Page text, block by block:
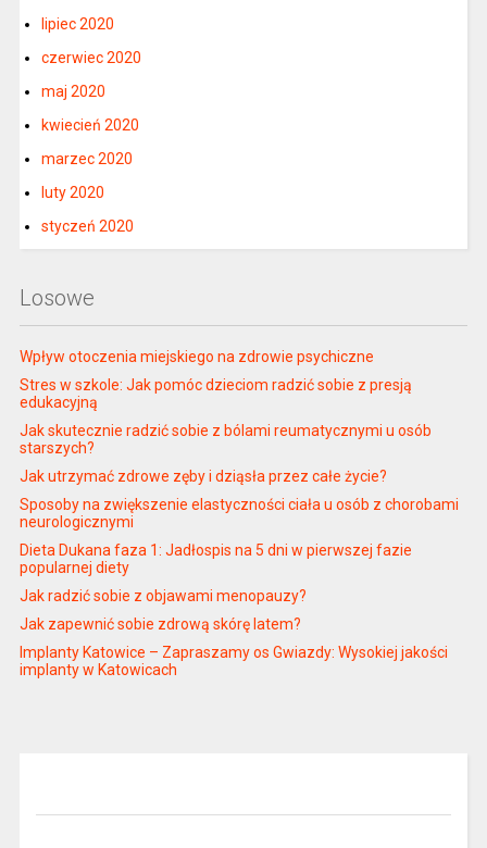
lipiec 2020
czerwiec 2020
maj 2020
kwiecień 2020
marzec 2020
luty 2020
styczeń 2020
Losowe
Wpływ otoczenia miejskiego na zdrowie psychiczne
Stres w szkole: Jak pomóc dzieciom radzić sobie z presją
edukacyjną
Jak skutecznie radzić sobie z bólami reumatycznymi u osób
starszych?
Jak utrzymać zdrowe zęby i dziąsła przez całe życie?
Sposoby na zwiększenie elastyczności ciała u osób z chorobami
neurologicznymi
Dieta Dukana faza 1: Jadłospis na 5 dni w pierwszej fazie
popularnej diety
Jak radzić sobie z objawami menopauzy?
Jak zapewnić sobie zdrową skórę latem?
Implanty Katowice – Zapraszamy os Gwiazdy: Wysokiej jakości
implanty w Katowicach